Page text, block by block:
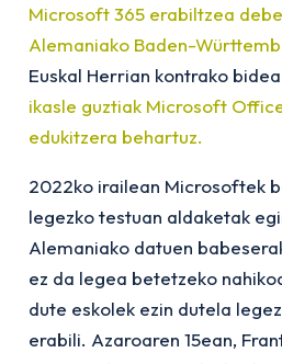
Microsoft 365 erabiltzea
Alemaniako Baden-
Euskal Herrian kontrako
ikasle guztiak Microsoft
edukitzera behartuz.
2022ko irailean Microsoftek
legezko testuan aldaketak
Alemaniako datuen
ez da legea betetzeko
dute eskolek ezin dutela
erabili. Azaroaren 15ean,